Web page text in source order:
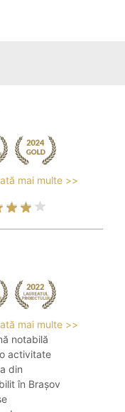
mai multe >>
mai multe >>
notabilă
activitate
din
în Brașov